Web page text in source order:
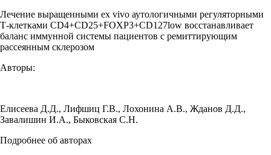
Лечение выращенными ex vivo аутологичными регуляторными
Т-клетками CD4+CD25+FOXP3+CD127low восстанавливает
баланс иммунной системы пациентов с ремиттирующим
рассеянным склерозом
Авторы:
Елисеева Д.Д., Лифшиц Г.В., Лохонина А.В., Жданов Д.Д.,
Завалишин И.А., Быковская С.Н.
Подробнее об авторах